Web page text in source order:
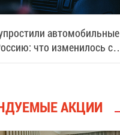
автомобильные
что изменилось с
АКЦИИ